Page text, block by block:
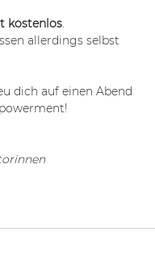
kostenlos.
allerdings selbst
dich auf einen Abend